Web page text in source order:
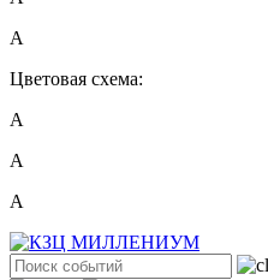
A
Цветовая схема:
А
А
А